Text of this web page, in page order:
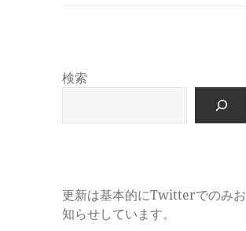
検索
更新は基本的にTwitterでのみお
知らせしています。